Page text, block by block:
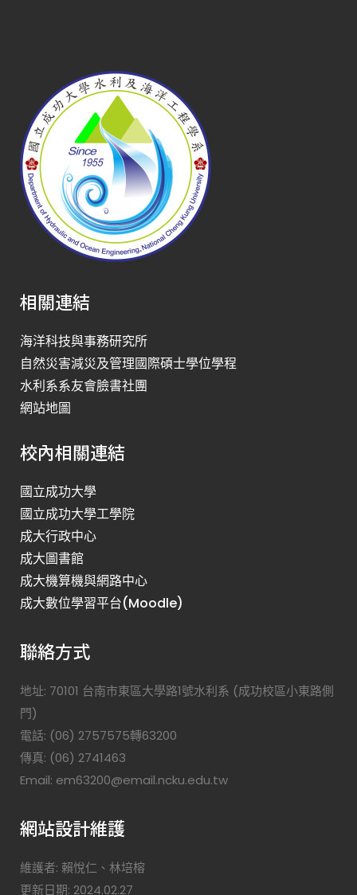
相關連結
海洋科技與事務研究所
自然災害減災及管理國際碩士學位學程
水利系系友會臉書社團
網站地圖
校內相關連結
國立成功大學
國立成功大學工學院
成大行政中心
成大圖書館
成大機算機與網路中心
成大數位學習平台(Moodle)
聯絡方式
地址: 70101 台南市東區大學路1號水利系 (成功校區小東路側
門)
電話: (06) 2757575轉63200
傳真: (06) 2741463
Email: em63200@email.ncku.edu.tw
網站設計維護
維護者: 賴悅仁、林培榕
更新日期: 2024.02.27